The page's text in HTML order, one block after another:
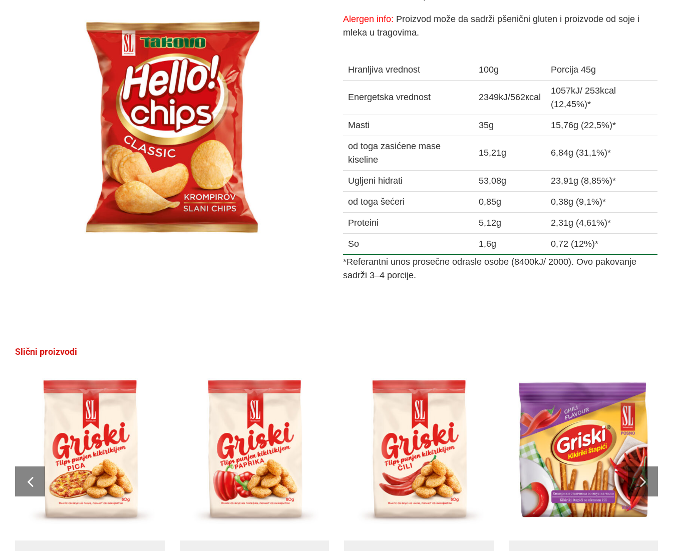
Alergen info: Proizvod može da sadrži pšenični gluten i proizvode od soje i
mleka u tragovima.
Hranljiva vrednost 100g Porcija 45g
Energetska vrednost 2349kJ/562кcal
1057kJ/ 253kcal
(12,45%)*
Masti 35g 15,76g (22,5%)*
od toga zasićene mase
kiseline
15,21g 6,84g (31,1%)*
Ugljeni hidrati 53,08g 23,91g (8,85%)*
od toga šećeri 0,85g 0,38g (9,1%)*
Proteini 5,12g 2,31g (4,61%)*
So 1,6g
0,72 (12%)*
*Referantni unos prosečne odrasle osobe (8400kJ/ 2000). Ovo pakovanje
sadrži 3–4 porcije.
Slični proizvodi